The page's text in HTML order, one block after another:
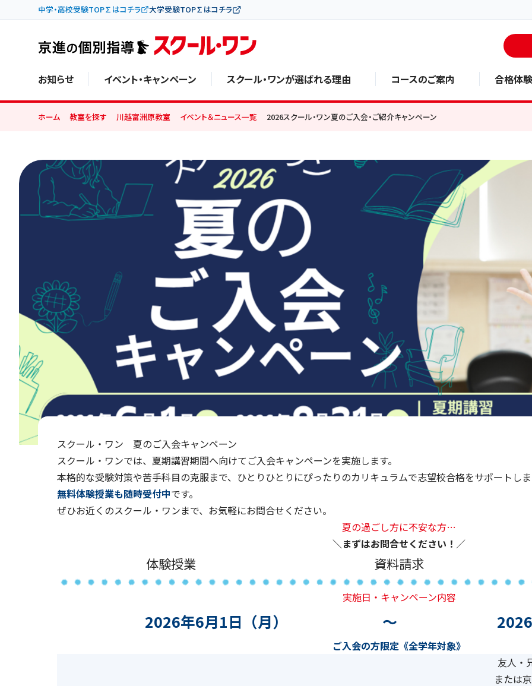
中学・高校受験TOP∑はコチラ 大学受験TOP∑はコチラ
お知らせ イベント・キャンペーン スクール・ワンが選ばれる理由 コースのご案内 合格体
ホーム 教室を探す 川越富洲原教室 イベント＆ニュース一覧 2026スクール・ワン夏のご入会・ご紹介キャンペーン
スクール・ワン 夏のご入会キャンペーン
スクール・ワンでは、夏期講習期間へ向けてご入会キャンペーンを実施します。
本格的な受験対策や苦手科目の克服まで、ひとりひとりにぴったりのカリキュラムで志望校合格をサポートし
無料体験授業も随時受付中です。
ぜひお近くのスクール・ワンまで、お気軽にお問合せください。
夏の過ごし方に不安な方…
＼まずはお問合せください！ ／
体験授業 資料請求
実施日・キャンペーン内容
2026年6月1日（月） ～
ご入会の方限定《全学年対象》
友人・
または